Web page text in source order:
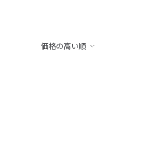
価格の高い順